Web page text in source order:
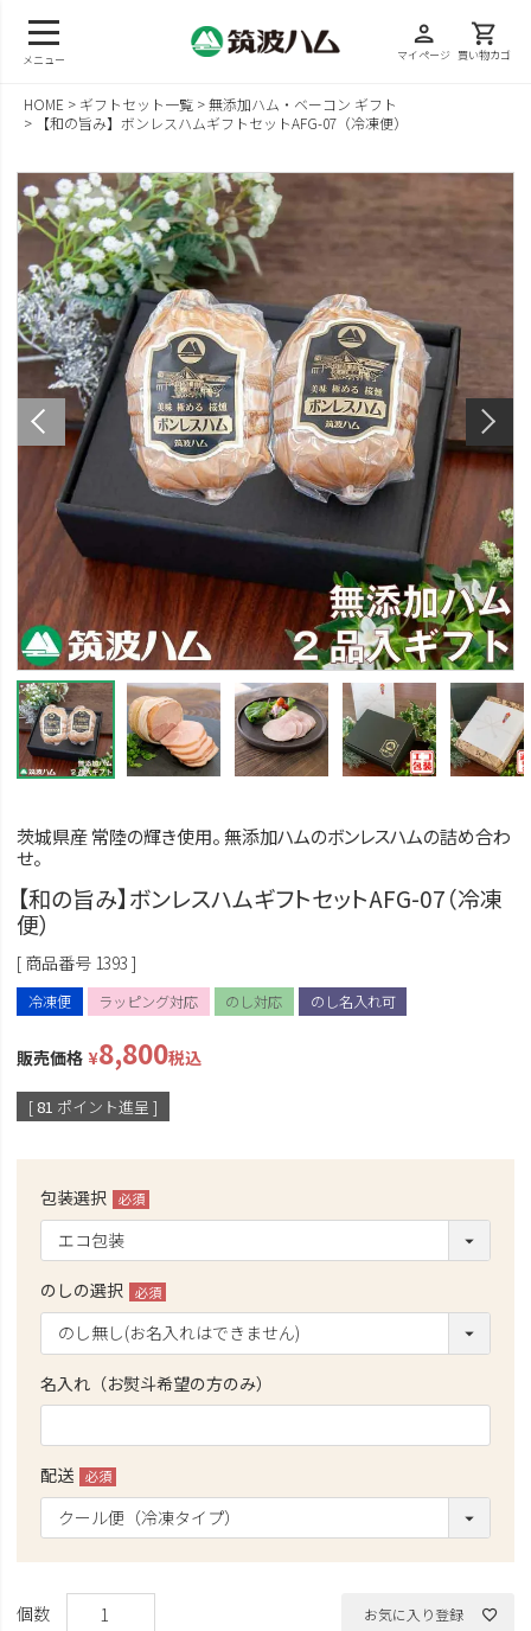
メニュー
person
マイページ
shopping_cart
買い物カゴ
HOME ギフトセット一覧
無添加ハム・ベーコン ギフト
【和の旨み】ボンレスハムギフトセットAFG-07（冷凍便）
茨城県産 常陸の輝き使用。 無添加ハムのボンレスハムの詰め合わ
せ。
【和の旨み】ボンレスハムギフトセットAFG-07（冷凍
便）
商品番号 1393
冷凍便 ラッピング対応 のし対応 のし名入れ可
販売価格 ¥8,800税込
[ 81 ポイント進呈 ]
包装選択
(必
須)
のしの選択
(必
須)
名入れ（お熨斗希望の方のみ）
配送
(必
須)
お気に入り登録